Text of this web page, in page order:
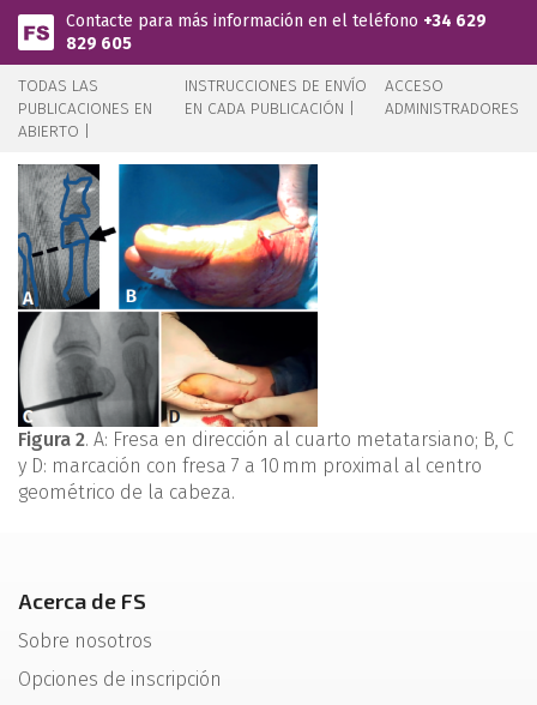
Pasar al contenido principal
Contacte para más información en el teléfono +34 629
829 605
TODAS LAS
PUBLICACIONES EN
ABIERTO |
INSTRUCCIONES DE ENVÍO
EN CADA PUBLICACIÓN |
ACCESO
ADMINISTRADORES
Figura 2. A: Fresa en dirección al cuarto metatarsiano; B, C
y D: marcación con fresa 7 a 10 mm proximal al centro
geométrico de la cabeza.
Acerca de FS
Sobre nosotros
Opciones de inscripción